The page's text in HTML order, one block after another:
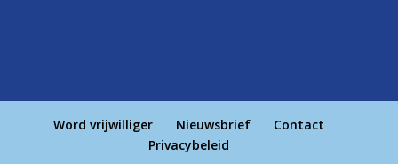
Word vrijwilliger Nieuwsbrief
Contact
Privacybeleid